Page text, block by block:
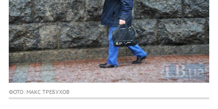
ФОТО: МАКС ТРЕБУХОВ